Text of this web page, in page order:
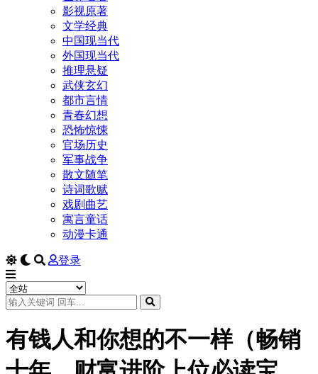
影视原著
文学经典
中国现当代
外国现当代
推理悬疑
武侠玄幻
都市言情
青春幻想
恐怖惊悚
官场历史
军事战争
散文随笔
诗词歌赋
戏剧曲艺
寓言童话
动漫卡通
登录
有钱人和你想的不一样（畅销